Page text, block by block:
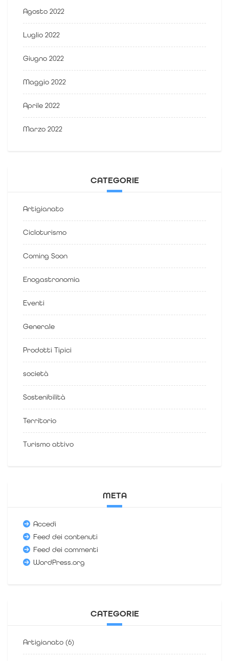
Agosto 2022
Luglio 2022
Giugno 2022
Maggio 2022
Aprile 2022
Marzo 2022
CATEGORIE
Artigianato
Cicloturismo
Coming Soon
Enogastronomia
Eventi
Generale
Prodotti Tipici
società
Sostenibilità
Territorio
Turismo attivo
META
Accedi
Feed dei contenuti
Feed dei commenti
WordPress.org
CATEGORIE
Artigianato (6)